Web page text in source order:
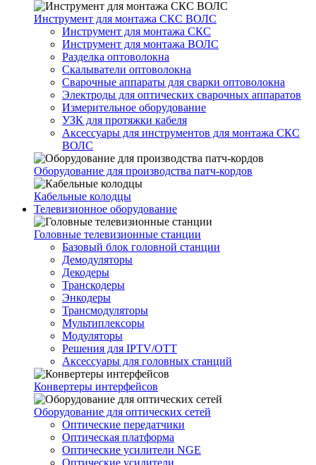
Инструмент для монтажа СКС ВОЛС
Инструмент для монтажа СКС
Инструмент для монтажа ВОЛС
Разделка оптоволокна
Скалыватели оптоволокна
Сварочные аппараты для сварки оптоволокна
Электроды для оптических сварочных аппаратов
Измерительное оборудование
УЗК для протяжки кабеля
Аксессуары для инструментов для монтажа СКС
ВОЛС
Оборудование для производства патч-кордов
Кабельные колодцы
Телевизионное оборудование
Головные телевизионные станции
Базовый блок головной станции
Демодуляторы
Декодеры
Транскодеры
Энкодеры
Трансмодуляторы
Мультиплексоры
Модуляторы
Решения для IPTV/OTT
Аксессуары для головных станций
Конвертеры интерфейсов
Оборудование для оптических сетей
Оптические передатчики
Оптическая платформа
Оптические усилители NGE
Оптические усилители